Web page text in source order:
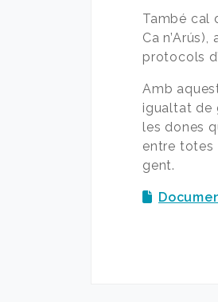
També cal
Ca
protocols
Amb
igualtat de
les dones
entre totes
gent.